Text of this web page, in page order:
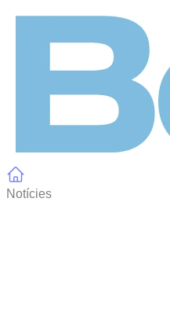
Notícies